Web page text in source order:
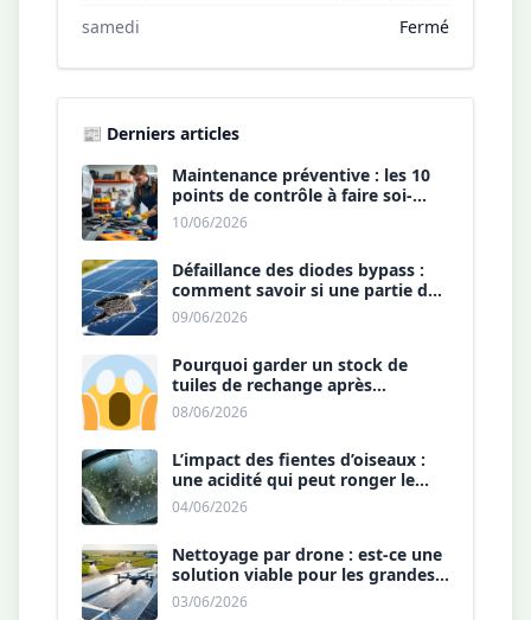
samedi
Fermé
📰 Derniers articles
Maintenance préventive : les 10
points de contrôle à faire soi-
même chaque année.
10/06/2026
Défaillance des diodes bypass :
comment savoir si une partie de
votre panneau est morte ?
09/06/2026
Pourquoi garder un stock de
tuiles de rechange après
l’installation est une sécurité ?
08/06/2026
L’impact des fientes d’oiseaux :
une acidité qui peut ronger le
revêtement antireflet ?
04/06/2026
Nettoyage par drone : est-ce une
solution viable pour les grandes
toitures agricoles ?
03/06/2026